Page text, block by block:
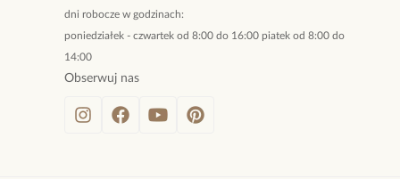
dni robocze w godzinach:
poniedziałek - czwartek od 8:00 do 16:00 piatek od 8:00 do
14:00
Obserwuj nas